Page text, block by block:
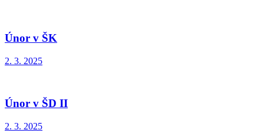
Únor v ŠK
2. 3. 2025
Únor v ŠD II
2. 3. 2025